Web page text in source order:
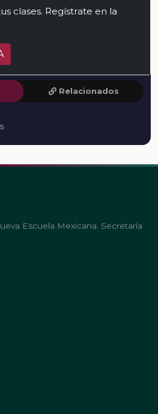
clases. Regístrate en la
Relacionados
Escuela Mexicana. Secretaría